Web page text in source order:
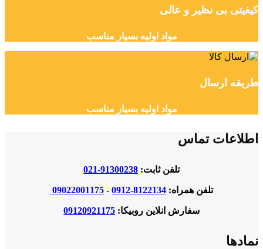
کیفیتی بی نظیر و عالی
مواد اولیه بسیار مناسب
طریقه ارسال
مواد اولیه بسیار مناسب
اطلاعات تماس
تلفن ثابت: 91300238-021
تلفن همراه: 8122134-0912
-
09022001175
سفارش انلاین روبیکا: 09120921175
نمادها